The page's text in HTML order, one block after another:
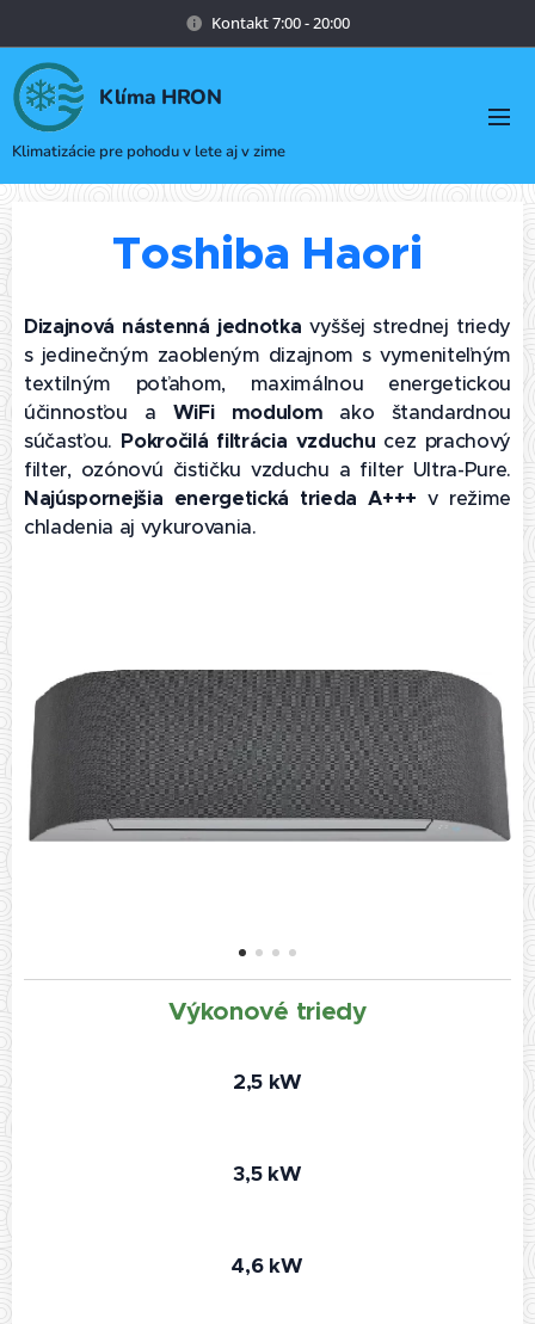
Kontakt 7:00 - 20:00
Klíma HRON
Klimatizácie pre pohodu v lete aj v zime
Toshiba Haori
Dizajnová nástenná jednotka vyššej strednej triedy
s jedinečným zaobleným dizajnom s vymeniteľným
textilným poťahom, maximálnou energetickou
účinnosťou a WiFi modulom ako štandardnou
súčasťou. Pokročilá filtrácia vzduchu cez prachový
filter, ozónovú čističku vzduchu a filter Ultra-Pure.
Najúspornejšia energetická trieda A+++ v režime
chladenia aj vykurovania.
Výkonové triedy
2,5 kW
3,5 kW
4,6 kW